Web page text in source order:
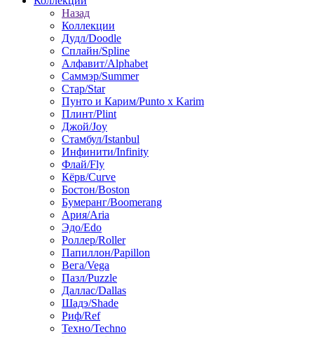
Назад
Коллекции
Дудл/Doodle
Сплайн/Spline
Алфавит/Alphabet
Саммэр/Summer
Стар/Star
Пунто и Карим/Punto x Karim
Плинт/Plint
Джой/Joy
Стамбул/Istanbul
Инфинити/Infinity
Флай/Fly
Кёрв/Curve
Бостон/Boston
Бумеранг/Boomerang
Ария/Aria
Эдо/Edo
Роллер/Roller
Папиллон/Papillon
Вега/Vega
Пазл/Puzzle
Даллас/Dallas
Шадэ/Shade
Риф/Ref
Техно/Techno